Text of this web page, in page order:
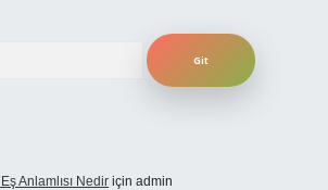
Anlamlısı Nedir için admin